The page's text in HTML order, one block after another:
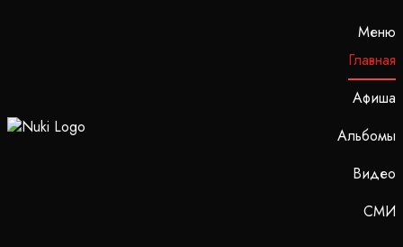
Меню
Главная
Афиша
Альбомы
Видео
СМИ